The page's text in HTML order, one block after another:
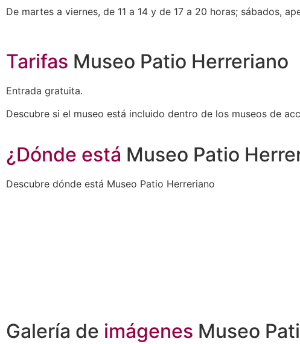
De martes a viernes, de 11 a 14 y de 17 a 20 horas; sábados,
Tarifas Museo Patio Herreriano
Entrada gratuita.
Descubre si el museo está incluido dentro de los museos de
¿Dónde está Museo Patio
Descubre dónde está Museo Patio Herreriano
Galería de imágenes Museo